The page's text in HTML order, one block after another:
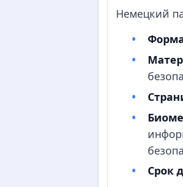
Немецкий
Срок